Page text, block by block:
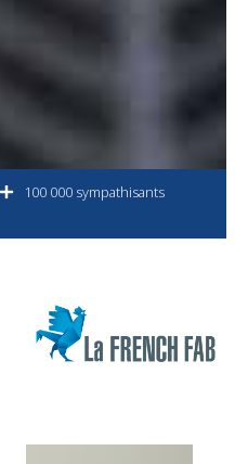
100 000 sympathisants